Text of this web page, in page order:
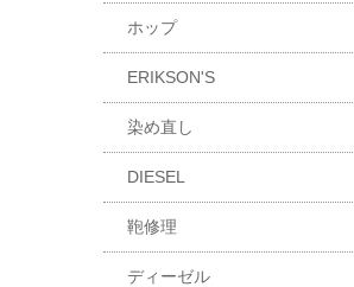
ホップ
ERIKSON'S
染め直し
DIESEL
鞄修理
ディーゼル